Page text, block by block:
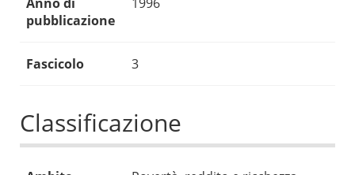
pubblicazione
Fascicolo 3
Classificazione